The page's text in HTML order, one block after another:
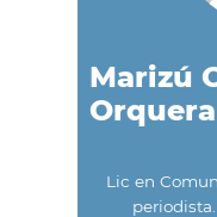
Marizú
Orquera
Lic en